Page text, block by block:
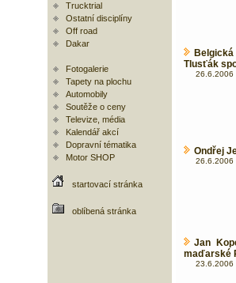
Trucktrial
Ostatní disciplíny
Off road
Dakar
Fotogalerie
Tapety na plochu
Automobily
Soutěže o ceny
Televize, média
Kalendář akcí
Dopravní tématika
Motor SHOP
startovací stránka
oblíbená stránka
Tlusťák
26.6.2006
Ondřej
26.6.2006
Jan
maďarské
23.6.2006